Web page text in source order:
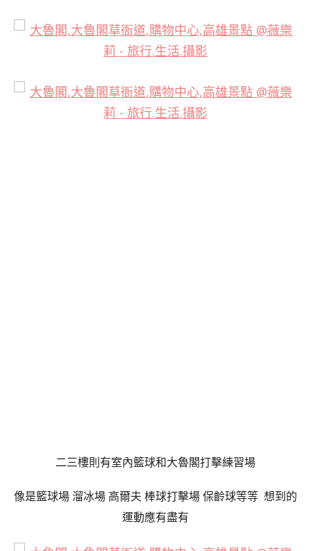
二三樓則有室內籃球和大魯閣打擊練習場
像是籃球場 溜冰場 高爾夫 棒球打擊場 保齡球等等 想到的
運動應有盡有